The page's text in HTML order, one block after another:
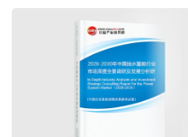
过清算都转移为另一
责任的另一公司仍然
司收购则是指一家公
股份等方式，取得该
企业在并购及资产重
存；当电力需求高峰
水通过管道流向下水
新转化为电能输送至
的机组（兼具水泵与